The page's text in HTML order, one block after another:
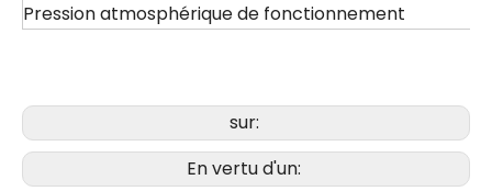
Pression atmosphérique de fonctionnement
sur:
En vertu d'un: